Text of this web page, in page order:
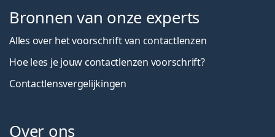
Bronnen van onze experts
Alles over het voorschrift van contactlenzen
Hoe lees je jouw contactlenzen voorschrift?
Contactlensvergelijkingen
Over ons